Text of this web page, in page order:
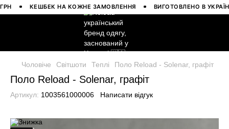
КЕШБЕК НА КОЖНЕ ЗАМОВЛЕННЯ ВИГОТОВЛЕНО В УКРАЇНІ
Чоловіче Світшоти Теплі Поло Reload - Solenar, графіт
Поло Reload - Solenar, графіт
Артикул: 1003561000006 Написати відгук